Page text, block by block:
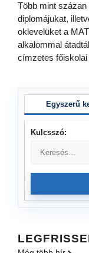
Több mint
diplomájukat,
oklevelüket a
alkalommal
címzetes
Egyszerű
Kulcsszó: